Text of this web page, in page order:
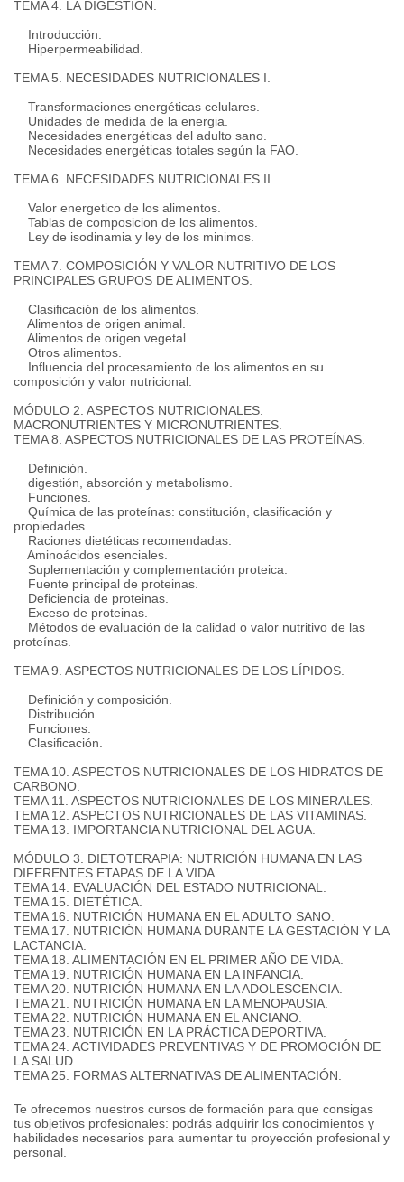
TEMA 4. LA DIGESTIÓN.
Introducción.
Hiperpermeabilidad.
TEMA 5. NECESIDADES NUTRICIONALES I.
Transformaciones energéticas celulares.
Unidades de medida de la energia.
Necesidades energéticas del adulto sano.
Necesidades energéticas totales según la FAO.
TEMA 6. NECESIDADES NUTRICIONALES II.
Valor energetico de los alimentos.
Tablas de composicion de los alimentos.
Ley de isodinamia y ley de los minimos.
TEMA 7. COMPOSICIÓN Y VALOR NUTRITIVO DE LOS
PRINCIPALES GRUPOS DE ALIMENTOS.
Clasificación de los alimentos.
Alimentos de origen animal.
Alimentos de origen vegetal.
Otros alimentos.
Influencia del procesamiento de los alimentos en su
composición y valor nutricional.
MÓDULO 2. ASPECTOS NUTRICIONALES.
MACRONUTRIENTES Y MICRONUTRIENTES.
TEMA 8. ASPECTOS NUTRICIONALES DE LAS PROTEÍNAS.
Definición.
digestión, absorción y metabolismo.
Funciones.
Química de las proteínas: constitución, clasificación y
propiedades.
Raciones dietéticas recomendadas.
Aminoácidos esenciales.
Suplementación y complementación proteica.
Fuente principal de proteinas.
Deficiencia de proteinas.
Exceso de proteinas.
Métodos de evaluación de la calidad o valor nutritivo de las
proteínas.
TEMA 9. ASPECTOS NUTRICIONALES DE LOS LÍPIDOS.
Definición y composición.
Distribución.
Funciones.
Clasificación.
TEMA 10. ASPECTOS NUTRICIONALES DE LOS HIDRATOS DE
CARBONO.
TEMA 11. ASPECTOS NUTRICIONALES DE LOS MINERALES.
TEMA 12. ASPECTOS NUTRICIONALES DE LAS VITAMINAS.
TEMA 13. IMPORTANCIA NUTRICIONAL DEL AGUA.
MÓDULO 3. DIETOTERAPIA: NUTRICIÓN HUMANA EN LAS
DIFERENTES ETAPAS DE LA VIDA.
TEMA 14. EVALUACIÓN DEL ESTADO NUTRICIONAL.
TEMA 15. DIETÉTICA.
TEMA 16. NUTRICIÓN HUMANA EN EL ADULTO SANO.
TEMA 17. NUTRICIÓN HUMANA DURANTE LA GESTACIÓN Y LA
LACTANCIA.
TEMA 18. ALIMENTACIÓN EN EL PRIMER AÑO DE VIDA.
TEMA 19. NUTRICIÓN HUMANA EN LA INFANCIA.
TEMA 20. NUTRICIÓN HUMANA EN LA ADOLESCENCIA.
TEMA 21. NUTRICIÓN HUMANA EN LA MENOPAUSIA.
TEMA 22. NUTRICIÓN HUMANA EN EL ANCIANO.
TEMA 23. NUTRICIÓN EN LA PRÁCTICA DEPORTIVA.
TEMA 24. ACTIVIDADES PREVENTIVAS Y DE PROMOCIÓN DE
LA SALUD.
TEMA 25. FORMAS ALTERNATIVAS DE ALIMENTACIÓN.
Te ofrecemos nuestros cursos de formación para que consigas
tus objetivos profesionales: podrás adquirir los conocimientos y
habilidades necesarios para aumentar tu proyección profesional y
personal.